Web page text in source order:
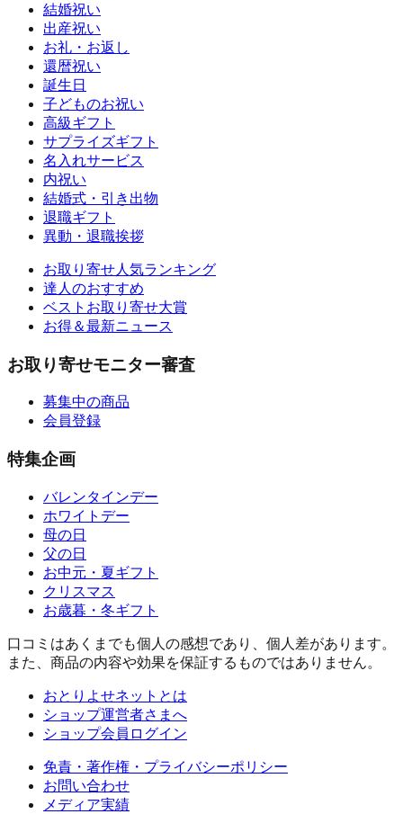
結婚祝い
出産祝い
お礼・お返し
還暦祝い
誕生日
子どものお祝い
高級ギフト
サプライズギフト
名入れサービス
内祝い
結婚式・引き出物
退職ギフト
異動・退職挨拶
お取り寄せ人気ランキング
達人のおすすめ
ベストお取り寄せ大賞
お得＆最新ニュース
お取り寄せモニター審査
募集中の商品
会員登録
特集企画
バレンタインデー
ホワイトデー
母の日
父の日
お中元・夏ギフト
クリスマス
お歳暮・冬ギフト
口コミはあくまでも個人の感想であり、個人差があります。
また、商品の内容や効果を保証するものではありません。
おとりよせネットとは
ショップ運営者さまへ
ショップ会員ログイン
免責・著作権・プライバシーポリシー
お問い合わせ
メディア実績